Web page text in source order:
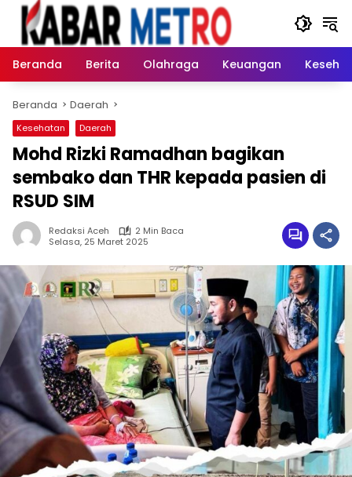
Langsung
konten
Beranda
Berita Olahraga Keuangan
Beranda Daerah
Kesehatan Daerah
Mohd Rizki Ramadhan bagikan
sembako dan THR kepada pasien di
RSUD SIM
Redaksi Aceh
2 Min Baca
Selasa, 25 Maret 2025